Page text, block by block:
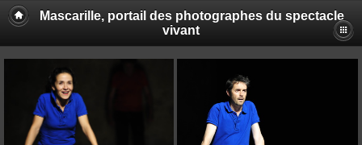
Mascarille, portail des photographes du spectacle
vivant